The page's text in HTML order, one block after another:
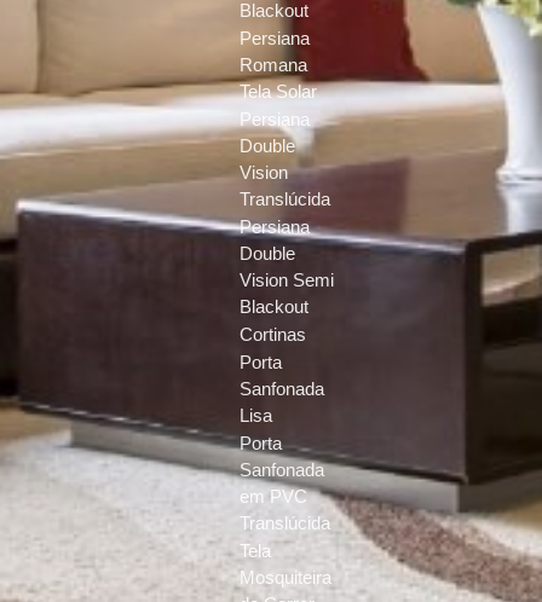
Blackout
Persiana
Romana
Tela Solar
Persiana
Double
Vision
Translúcida
Persiana
Double
Vision Semi
Blackout
Cortinas
Porta
Sanfonada
Lisa
Porta
Sanfonada
em PVC
Translúcida
Tela
Mosquiteira